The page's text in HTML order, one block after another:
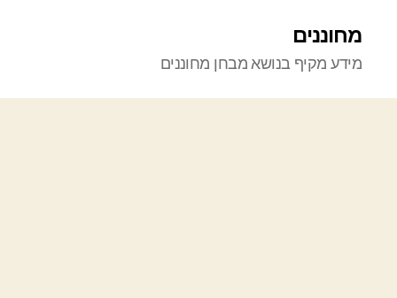
מחוננים
מידע מקיף בנושא מבחן מחוננים